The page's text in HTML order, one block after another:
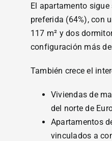
El apartamento
preferida (64%), con
117 m² y dos
configuración más
También crece el
Viviendas de
del norte de
Apartamentos
vinculados a